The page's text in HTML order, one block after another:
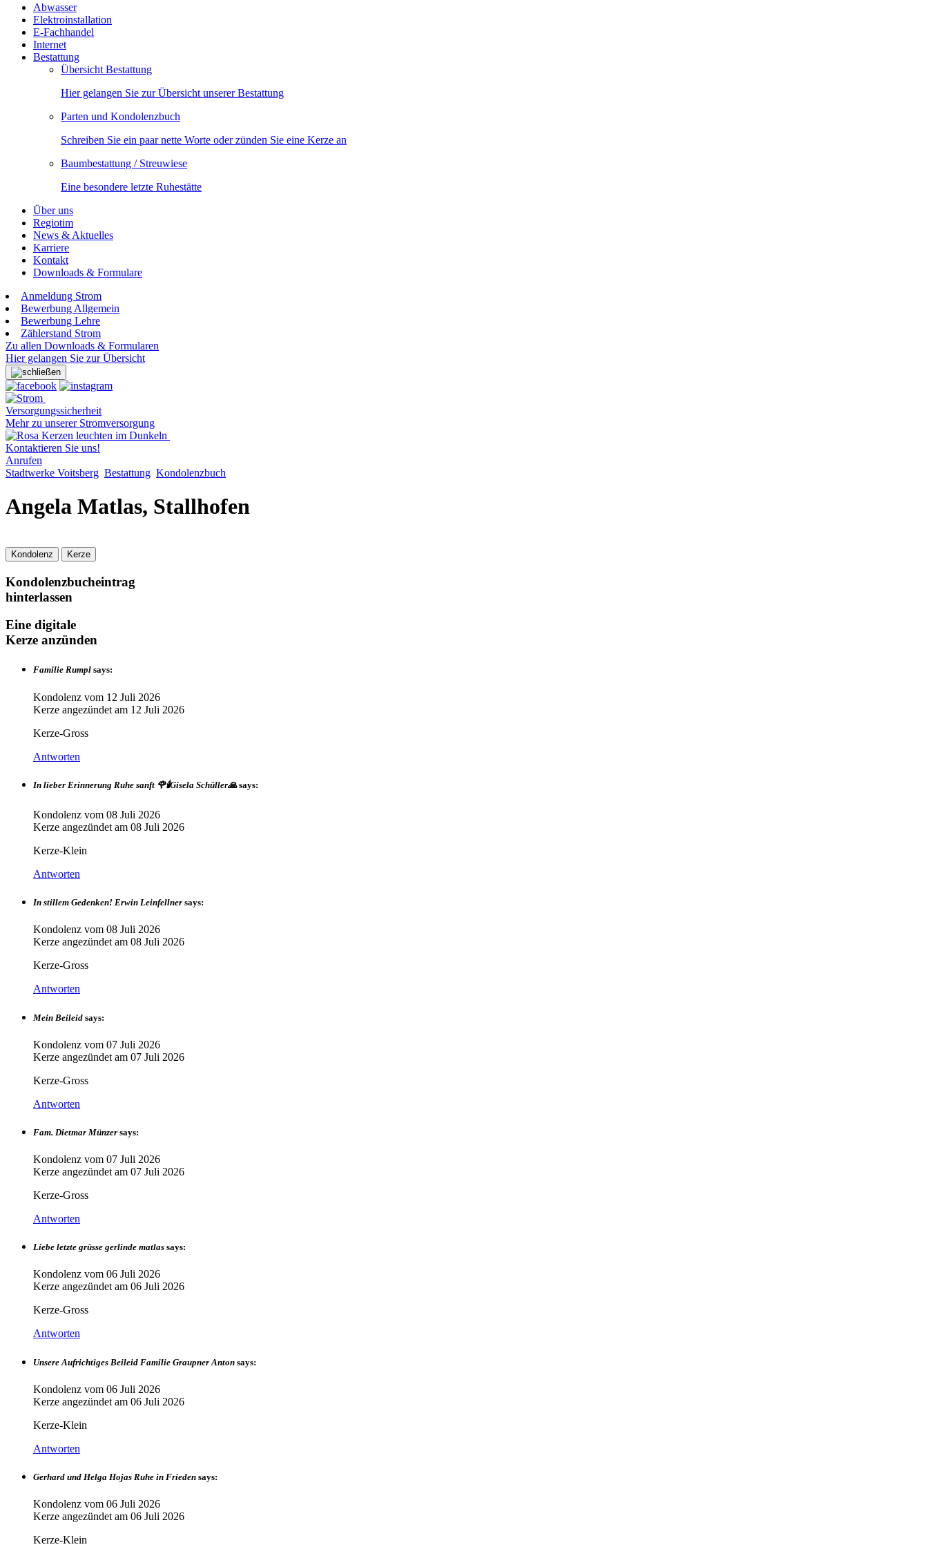
Abwasser
Elektroinstallation
E-Fachhandel
Internet
Bestattung
Übersicht Bestattung
Hier gelangen Sie zur Übersicht unserer Bestattung
Parten und Kondolenzbuch
Schreiben Sie ein paar nette Worte oder zünden Sie eine Kerze an
Baumbestattung / Streuwiese
Eine besondere letzte Ruhestätte
Über uns
Regiotim
News & Aktuelles
Karriere
Kontakt
Downloads & Formulare
Anmeldung Strom
Bewerbung Allgemein
Bewerbung Lehre
Zählerstand Strom
Zu allen Downloads & Formularen
Hier gelangen Sie zur Übersicht
Versorgungssicherheit
Mehr zu unserer Stromversorgung
Kontaktieren Sie uns!
Anrufen
Stadtwerke Voitsberg Bestattung Kondolenzbuch
Angela Matlas, Stallhofen
Kondolenz Kerze
Kondolenzbucheintrag
hinterlassen
Eine digitale
Kerze anzünden
Familie Rumpl says:
Kondolenz vom 12 Juli 2026
Kerze angezündet am 12 Juli 2026
Kerze-Gross
Antworten
In lieber Erinnerung Ruhe sanft 🌹🕯️Gisela Schüller🙏 says:
Kondolenz vom 08 Juli 2026
Kerze angezündet am 08 Juli 2026
Kerze-Klein
Antworten
In stillem Gedenken! Erwin Leinfellner says:
Kondolenz vom 08 Juli 2026
Kerze angezündet am 08 Juli 2026
Kerze-Gross
Antworten
Mein Beileid says:
Kondolenz vom 07 Juli 2026
Kerze angezündet am 07 Juli 2026
Kerze-Gross
Antworten
Fam. Dietmar Münzer says:
Kondolenz vom 07 Juli 2026
Kerze angezündet am 07 Juli 2026
Kerze-Gross
Antworten
Liebe letzte grüsse gerlinde matlas says:
Kondolenz vom 06 Juli 2026
Kerze angezündet am 06 Juli 2026
Kerze-Gross
Antworten
Unsere Aufrichtiges Beileid Familie Graupner Anton says:
Kondolenz vom 06 Juli 2026
Kerze angezündet am 06 Juli 2026
Kerze-Klein
Antworten
Gerhard und Helga Hojas Ruhe in Frieden says:
Kondolenz vom 06 Juli 2026
Kerze angezündet am 06 Juli 2026
Kerze-Klein